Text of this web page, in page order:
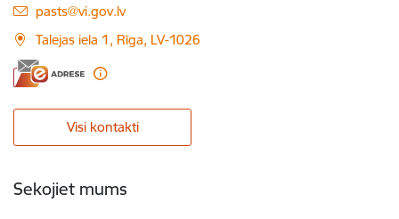
E-pasts:
pasts@vi.gov.lv
Talejas iela 1, Rīga, LV-1026
Visi kontakti
Sekojiet mums